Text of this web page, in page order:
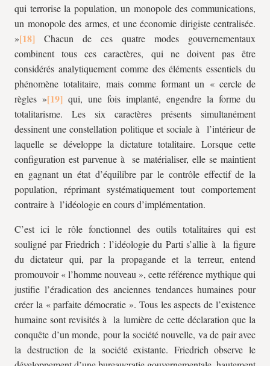
qui terrorise la population, un monopole des communications,
un monopole des armes, et une économie dirigiste centralisée.
»
Chacun de ces quatre modes gouvernementaux
combinent tous ces caractères, qui ne doivent pas être
considérés analytiquement comme des éléments essentiels du
phénomène totalitaire, mais comme formant un « cercle de
règles »
qui, une fois implanté, engendre la forme du
totalitarisme. Les six caractères présents simultanément
dessinent une constellation politique et sociale à l’intérieur de
laquelle se développe la dictature totalitaire. Lorsque cette
configuration est parvenue à se matérialiser, elle se maintient
en gagnant un état d’équilibre par le contrôle effectif de la
population, réprimant systématiquement tout comportement
contraire à l’idéologie en cours d’implémentation.
C’est ici le rôle fonctionnel des outils totalitaires qui est
souligné par Friedrich : l’idéologie du Parti s’allie à la figure
du dictateur qui, par la propagande et la terreur, entend
promouvoir « l’homme nouveau », cette référence mythique qui
justifie l’éradication des anciennes tendances humaines pour
créer la « parfaite démocratie ». Tous les aspects de l’existence
humaine sont revisités à la lumière de cette déclaration que la
conquête d’un monde, pour la société nouvelle, va de pair avec
la destruction de la société existante. Friedrich observe le